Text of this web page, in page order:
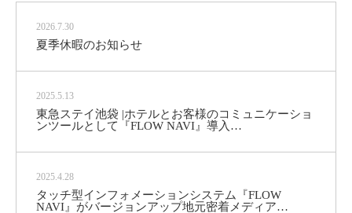
2026.7.30
夏季休暇のお知らせ
2025.5.13
東急ステイ池袋 |ホテルとお客様のコミュニケーショ
ンツールとして『FLOW NAVI』導入…
2025.4.28
タッチ型インフォメーションシステム『FLOW
NAVI』がバージョンアップ地元密着メディア…